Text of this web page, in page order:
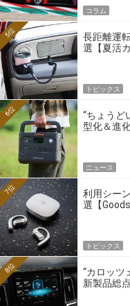
コラム
長距離運
選【夏活
5位
トピックス
“ちょうど
型化＆進
6位
ニュース
利用シー
選【
7位
トピックス
“カロッツ
新製品総
8位